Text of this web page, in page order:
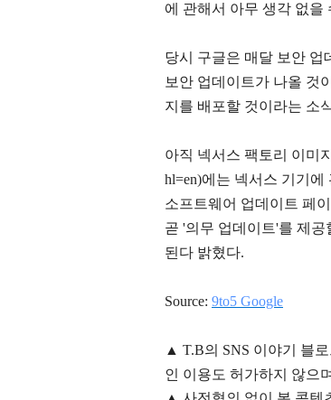
에 관해서 아무 생각 없을
당시 구글은 매달 보안 업
보안 업데이트가 나올 것
지를 배포할 것이라는 소
아직 넥서스 팩토리 이미지
hl=en)에는 넥서스 기기
소프트웨어 업데이트 페이
곧 '의무 업데이트'를 제
된다 밝혔다.
Source: 9to5 Google
▲ T.B의 SNS 이야기 블
인 이용도 허가하지 않으